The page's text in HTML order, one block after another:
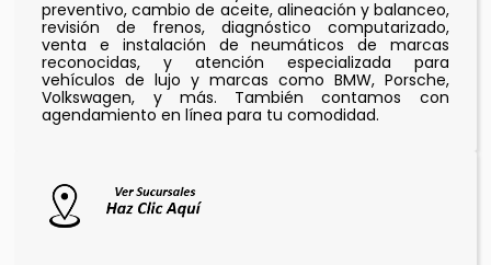
preventivo, cambio de aceite, alineación y balanceo,
revisión de frenos, diagnóstico computarizado,
venta e instalación de neumáticos de marcas
reconocidas, y atención especializada para
vehículos de lujo y marcas como BMW, Porsche,
Volkswagen, y más. También contamos con
agendamiento en línea para tu comodidad.